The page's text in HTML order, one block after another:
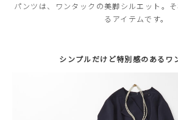
パンツは、ワンタックの美脚シルエット。
るアイテムです。
シンプルだけど特別感のあるワ